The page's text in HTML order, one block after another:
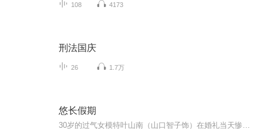
108 4173
刑法国庆
26 1.7万
悠长假期